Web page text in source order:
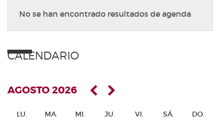
No se han encontrado resultados de agenda
CALENDARIO
AGOSTO 2026
LU. MA. MI. JU. VI. SÁ. DO.